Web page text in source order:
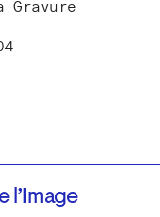
l’Image